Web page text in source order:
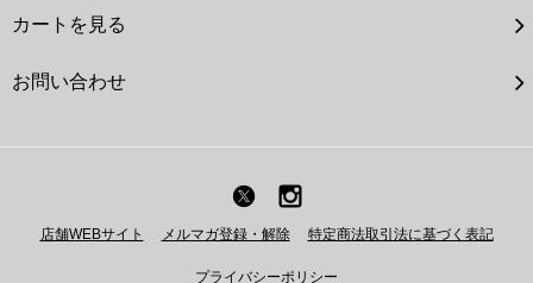
カートを見る
お問い合わせ
店舗WEBサイト メルマガ登録・解除 特定商法取引法に基づく表記
プライバシーポリシー